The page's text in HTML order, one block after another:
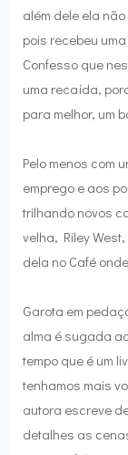
além dele ela
pois recebeu
Confesso que
uma recaída,
para melhor, um
Pelo menos com
emprego e aos
trilhando novos
velha, Riley
dela no Café
Garota em
alma é sugada
tempo que é um
tenhamos mais
autora escreve
detalhes as